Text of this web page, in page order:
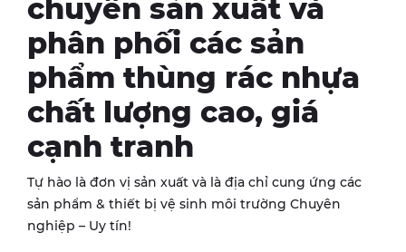
chuyên sản xuất và
phân phối các sản
phẩm thùng rác nhựa
chất lượng cao, giá
cạnh tranh
Tự hào là đơn vị sản xuất và là địa chỉ cung ứng các
sản phẩm & thiết bị vệ sinh môi trường Chuyên
nghiệp – Uy tín!